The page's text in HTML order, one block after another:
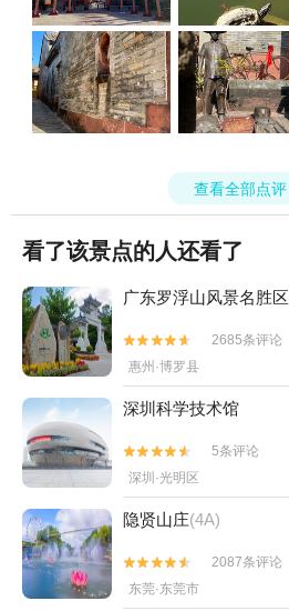
查看全部点评
看了该景点的人还看了
广东罗浮山风景名胜区


2685条评论
惠州·博罗县
深圳科学技术馆


5条评论
深圳·光明区
隐贤山庄(4A)


2087条评论
东莞·东莞市